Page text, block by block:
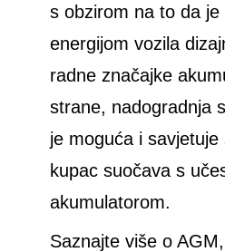
s obzirom na to da
energijom vozila
radne značajke
strane, nadogradnja
je moguća i
kupac suočava s
akumulatorom.
Saznajte više o